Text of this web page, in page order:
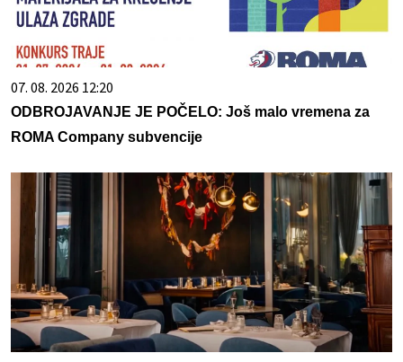
07. 08. 2026 12:20
ODBROJAVANJE JE POČELO: Još malo vremena za
ROMA Company subvencije